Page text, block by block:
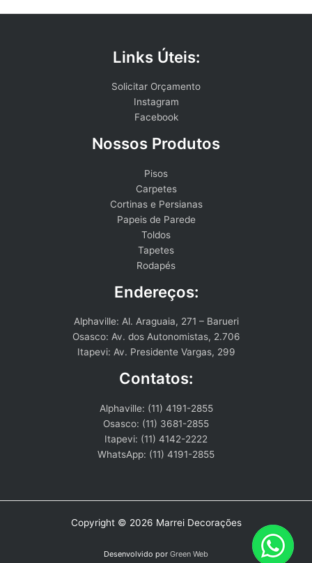
Links Úteis:
Solicitar Orçamento
Instagram
Facebook
Nossos Produtos
Pisos
Carpetes
Cortinas e Persianas
Papeis de Parede
Toldos
Tapetes
Rodapés
Endereços:
Alphaville: Al. Araguaia, 271 – Barueri
Osasco: Av. dos Autonomistas, 2.706
Itapevi: Av. Presidente Vargas, 299
Contatos:
Alphaville: (11) 4191-2855
Osasco: (11) 3681-2855
Itapevi: (11) 4142-2222
WhatsApp: (11) 4191-2855
Copyright © 2026 Marrei Decorações
Desenvolvido por Green Web